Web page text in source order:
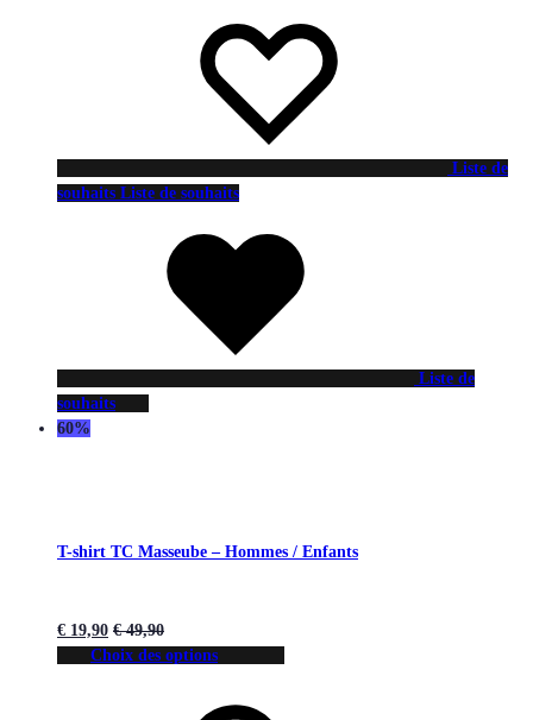
Liste de
souhaits Liste de souhaits
Liste de
souhaits
60%
T-shirt TC Masseube – Hommes / Enfants
€ 19,90 €49,90
Choix des options